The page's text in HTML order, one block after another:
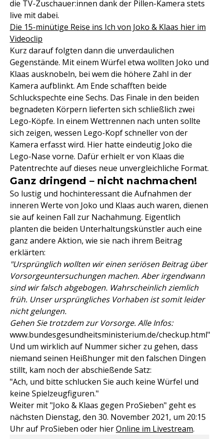
die TV-Zuschauer:innen dank der Pillen-Kamera stets
live mit dabei.
Die 15-minütige Reise ins Ich von Joko & Klaas hier im
Videoclip
Kurz darauf folgten dann die unverdaulichen
Gegenstände. Mit einem Würfel etwa wollten Joko und
Klaas ausknobeln, bei wem die höhere Zahl in der
Kamera aufblinkt. Am Ende schafften beide
Schluckspechte eine Sechs. Das Finale in den beiden
begnadeten Körpern lieferten sich schließlich zwei
Lego-Köpfe. In einem Wettrennen nach unten sollte
sich zeigen, wessen Lego-Kopf schneller von der
Kamera erfasst wird. Hier hatte eindeutig Joko die
Lego-Nase vorne. Dafür erhielt er von Klaas die
Patentrechte auf dieses neue unvergleichliche Format.
Ganz dringend – nicht nachmachen!
So lustig und hochinteressant die Aufnahmen der
inneren Werte von Joko und Klaas auch waren, dienen
sie auf keinen Fall zur Nachahmung. Eigentlich
planten die beiden Unterhaltungskünstler auch eine
ganz andere Aktion, wie sie nach ihrem Beitrag
erklärten:
"Ursprünglich wollten wir einen seriösen Beitrag über
Vorsorgeuntersuchungen machen. Aber irgendwann
sind wir falsch abgebogen. Wahrscheinlich ziemlich
früh. Unser ursprüngliches Vorhaben ist somit leider
nicht gelungen.
Gehen Sie trotzdem zur Vorsorge. Alle Infos:
www.bundesgesundheitsministerium.de/checkup.html"
Und um wirklich auf Nummer sicher zu gehen, dass
niemand seinen Heißhunger mit den falschen Dingen
stillt, kam noch der abschießende Satz:
"Ach, und bitte schlucken Sie auch keine Würfel und
keine Spielzeugfiguren."
Weiter mit "Joko & Klaas gegen ProSieben" geht es
nächsten Dienstag, den 30. November 2021, um 20:15
Uhr auf ProSieben oder hierOnline im Livestream.